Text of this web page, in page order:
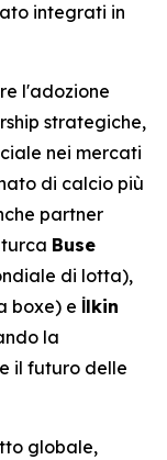
integrati in
l'adozione
strategiche,
nei mercati
di calcio più
partner
Buse
di lotta),
boxe) e İlkin
la
il futuro delle
globale,